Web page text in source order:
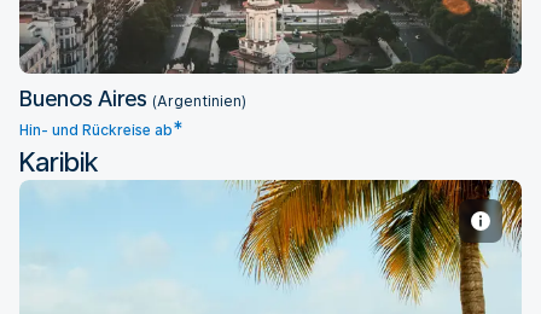
Buenos Aires (Argentinien)
Hin- und Rückreise ab*
Karibik